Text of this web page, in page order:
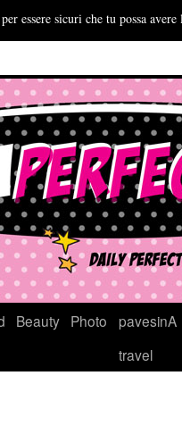
Beauty Photo
pavesinA
travel
essere sicuri che tu possa